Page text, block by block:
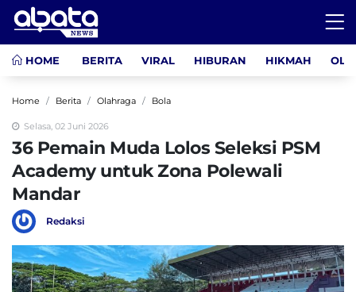
HOME BERITA VIRAL HIBURAN HIKMAH
Home Berita Olahraga Bola
Selasa, 02 Juni 2026
36 Pemain Muda Lolos Seleksi PSM
Academy untuk Zona Polewali
Mandar
Redaksi